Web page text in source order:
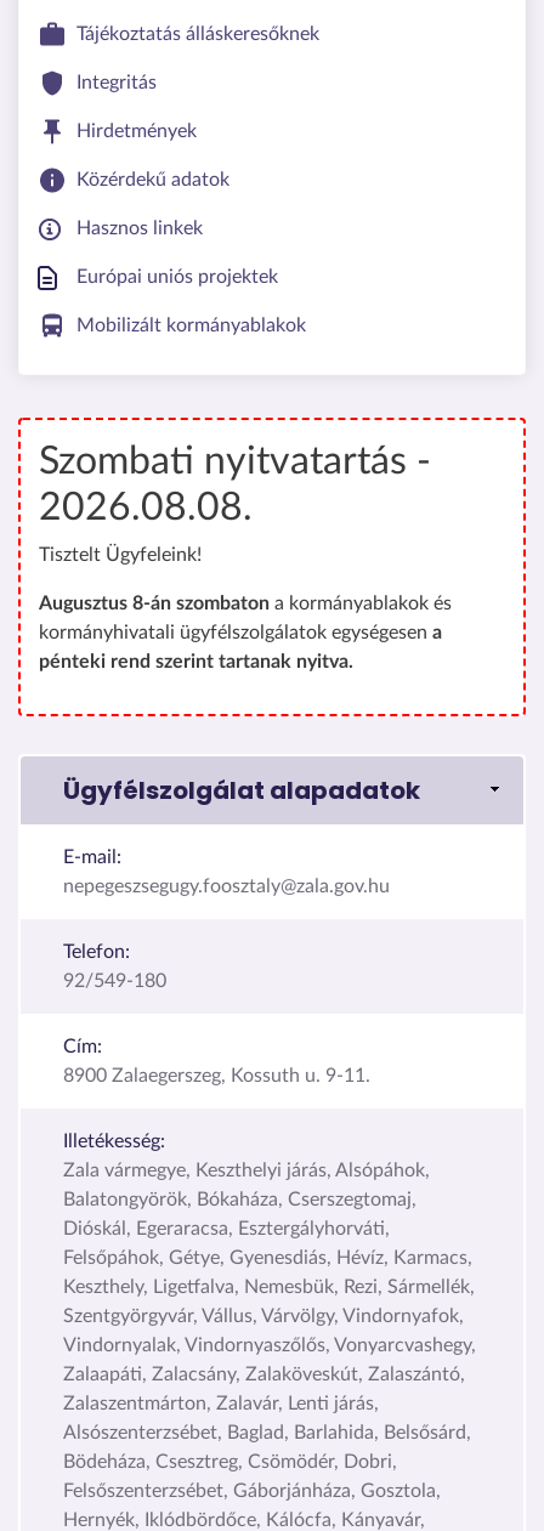
Tájékoztatás álláskeresőknek
Integritás
Hirdetmények
Közérdekű adatok
Hasznos linkek
Európai uniós projektek
Mobilizált kormányablakok
Szombati nyitvatartás -
2026.08.08.
Tisztelt Ügyfeleink!
Augusztus 8-án szombaton a kormányablakok és
kormányhivatali ügyfélszolgálatok egységesen a
pénteki rend szerint tartanak nyitva.
Ügyfélszolgálat alapadatok
E-mail:
nepegeszsegugy.foosztaly@zala.gov.hu
Telefon:
92/549-180
Cím:
8900 Zalaegerszeg, Kossuth u. 9-11.
Illetékesség:
Zala vármegye, Keszthelyi járás, Alsópáhok,
Balatongyörök, Bókaháza, Cserszegtomaj,
Dióskál, Egeraracsa, Esztergályhorváti,
Felsőpáhok, Gétye, Gyenesdiás, Hévíz, Karmacs,
Keszthely, Ligetfalva, Nemesbük, Rezi, Sármellék,
Szentgyörgyvár, Vállus, Várvölgy, Vindornyafok,
Vindornyalak, Vindornyaszőlős, Vonyarcvashegy,
Zalaapáti, Zalacsány, Zalaköveskút, Zalaszántó,
Zalaszentmárton, Zalavár, Lenti járás,
Alsószenterzsébet, Baglad, Barlahida, Belsősárd,
Bödeháza, Csesztreg, Csömödér, Dobri,
Felsőszenterzsébet, Gáborjánháza, Gosztola,
Hernyék, Iklódbördőce, Kálócfa, Kányavár,